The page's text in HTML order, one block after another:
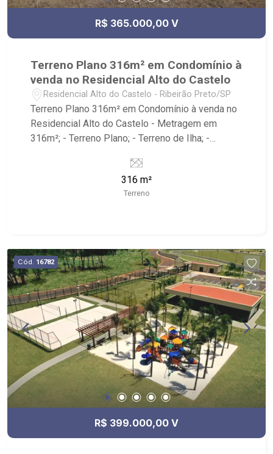
R$ 365.000,00 V
Terreno Plano 316m² em Condomínio à
venda no Residencial Alto do Castelo
Residencial Alto do Castelo - Ribeirão Preto/SP
Terreno Plano 316m² em Condomínio à venda no
Residencial Alto do Castelo - Metragem em
316m²; - Terreno Plano; - Terreno de Ilha; -
Campo de Futebol, Playground e Salão de festa; -
Próximo ao Residencial Alto do Vale, Condomínio
Fazenda Santa Maria, fácil acesso pela
316 m²
Terreno
Cód. 16782
R$ 399.000,00 V